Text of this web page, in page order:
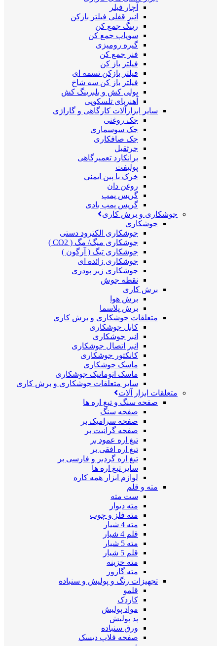
آچار فیلر
انبر قفلی فیلتر بازکن
رینگ جمع کن
سوپاپ جمع کن
گیره رومیزی
فنر جمع کن
فیلتر باز کن
فیلتر بازکن تسمه ای
فیلتر باز کن سه شاخ
پولی کش و بلبرینگ کش
آهنربای تلسکوپی
سایر ابزارآلات کارگاهی و گاراژی
جک روغنی
جک سوسماری
جک صافکاری
جرثقیل
برانکارد تعمیرگاهی
پولیفت
خرک با پین ایمنی
روغن دان
گریس پمپ
گریس پمپ بادی
جوشکاری و برش کاری
جوشکاری
جوشکاری الکترود دستی
جوشکاری میگ/ مگ ( CO2 )
جوشکاری تیگ ( آرگون )
جوشکاری زائده ای
جوشکاری زیر پودری
نقطه جوش
برش کاری
برش هوا
برش پلاسما
متعلقات جوشکاری و برش کاری
کابل جوشکاری
انبر جوشکاری
انبر اتصال جوشکاری
کانکتور جوشکاری
ماسک جوشکاری
ماسک اتوماتیک جوشکاری
سایر متعلقات جوشکاری و برش کاری
متعلقات ابزار آلات
صفحه سنگ و تیغ اره ها
صفحه سنگ
صفحه سرامیک بر
صفحه گرانیت بر
تیغ اره عمود بر
تیغ اره افقی بر
تیغ اره گردبر و فارسی بر
سایر تیغ اره ها
لوازم ابزار همه کاره
مته و قلم
ست مته
مته دیوار
مته فلز و چوب
مته 4 شیار
قلم 4 شیار
مته 5 شیار
قلم 5 شیار
مته خزینه
مته گازور
تجهیزات رنگ و پولیش و سنباده
قلمو
کاردک
مواد پولیش
پد پولیش
ورق سنباده
صفحه فلاپ دیسک